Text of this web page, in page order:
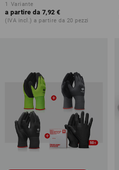
1 Variante
a partire da 7,92 €
(IVA incl.) a partire da 20 pezzi